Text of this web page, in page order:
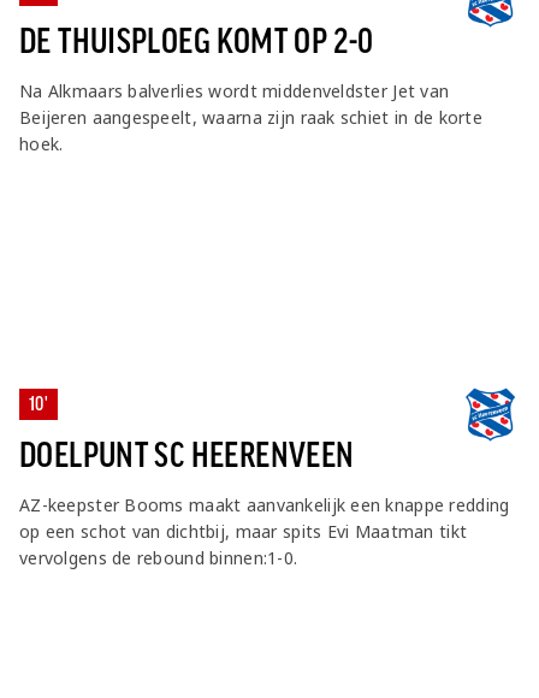
DE THUISPLOEG KOMT OP 2-0
Na Alkmaars balverlies wordt middenveldster Jet van
Beijeren aangespeelt, waarna zijn raak schiet in de korte
hoek.
10'
DOELPUNT SC HEERENVEEN
AZ-keepster Booms maakt aanvankelijk een knappe redding
op een schot van dichtbij, maar spits Evi Maatman tikt
vervolgens de rebound binnen:1-0.